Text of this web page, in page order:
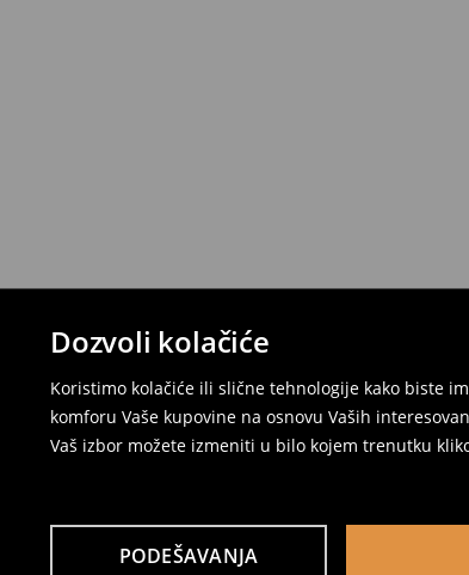
Dozvoli kolačiće
Koristimo kolačiće ili slične tehnologije kako biste
komforu Vaše kupovine na osnovu Vaših
Vaš izbor možete izmeniti u bilo kojem trenutku
PODEŠAVANJA